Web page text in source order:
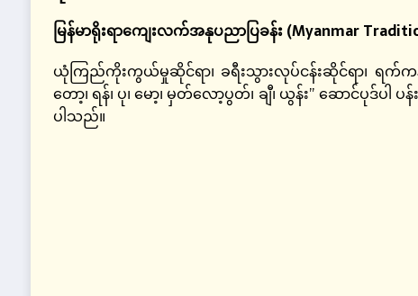
မြန်မာရိုးရာကျေးလက်အနုပညာပြခန်း (Myanmar
ယုံကြည်ကိုးကွယ်မှုဆိုင်ရာ၊ ခရီးသွားလုပ်ငန်းဆိုင်ရာ၊ ရက်က
တော့၊ ရန်၊ ပု၊ မော့၊ မှတ်လော့ပွတ်၊ ချီ၊ ယွန်း” ဆောင်ပုဒ်ပါ ပ
ပါသည်။